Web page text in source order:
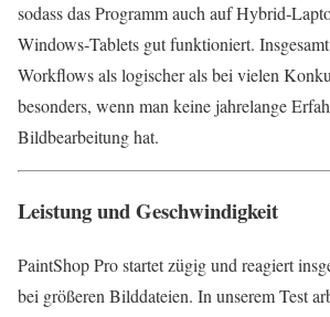
sodass das Programm auch auf
Windows‑Tablets gut funktioniert.
Workflows als logischer als bei vielen
besonders, wenn man keine jahrelange
Bildbearbeitung hat.
Leistung und Geschwindigkeit
PaintShop Pro startet zügig und reagiert
bei größeren Bilddateien. In unserem Test